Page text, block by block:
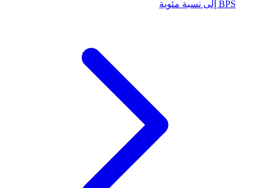
BPS إلى نسبة مئوية